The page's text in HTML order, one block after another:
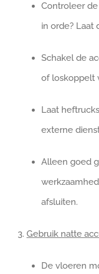
Controleer
in orde? Laat
Schakel de
of loskoppelt
Laat
externe
Alleen goed
afsluiten.
3. Gebruik natte
De vloeren